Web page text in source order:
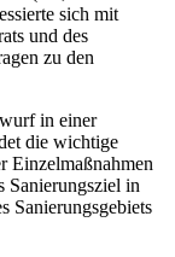
sich mit
und des
zu den
in einer
die wichtige
Einzelmaßnahmen
Sanierungsziel in
Sanierungsgebiets